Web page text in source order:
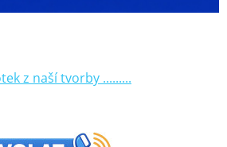
z naší tvorby .........